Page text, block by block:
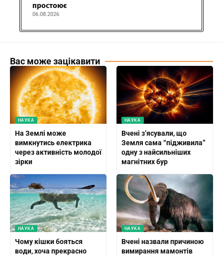
простоює
06.08.2026
Вас може зацікавити
НАУКА
На Землі може
вимкнутись електрика
через активність молодої
зірки
НАУКА
Вчені з’ясували, що
Земля сама “підживила”
одну з найсильніших
магнітних бур
НАУКА
Чому кішки бояться
води, хоча прекрасно
НАУКА
Вчені назвали причиною
вимирання мамонтів